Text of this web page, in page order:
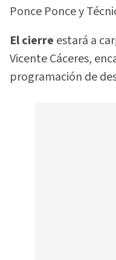
Ponce Ponce y
El cierre estará a
Vicente Cáceres,
programación de